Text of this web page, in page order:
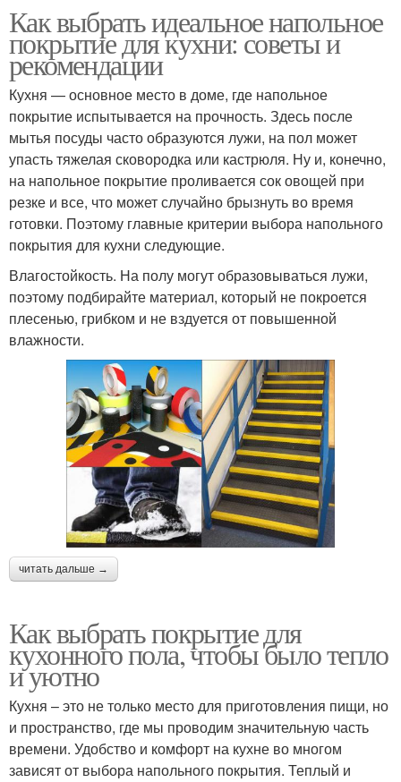
Как выбрать идеальное напольное
покрытие для кухни: советы и
рекомендации
Кухня — основное место в доме, где напольное
покрытие испытывается на прочность. Здесь после
мытья посуды часто образуются лужи, на пол может
упасть тяжелая сковородка или кастрюля. Ну и, конечно,
на напольное покрытие проливается сок овощей при
резке и все, что может случайно брызнуть во время
готовки. Поэтому главные критерии выбора напольного
покрытия для кухни следующие.
Влагостойкость. На полу могут образовываться лужи,
поэтому подбирайте материал, который не покроется
плесенью, грибком и не вздуется от повышенной
влажности.
читать дальше →
Как выбрать покрытие для
кухонного пола, чтобы было тепло
и уютно
Кухня – это не только место для приготовления пищи, но
и пространство, где мы проводим значительную часть
времени. Удобство и комфорт на кухне во многом
зависят от выбора напольного покрытия. Теплый и